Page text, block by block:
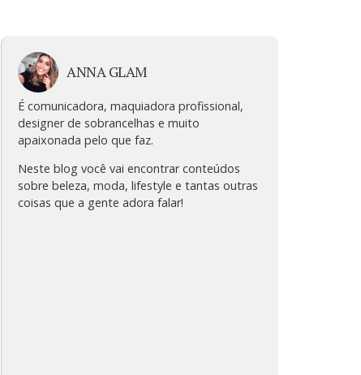
ANNA GLAM
É comunicadora, maquiadora profissional,
designer de sobrancelhas e muito
apaixonada pelo que faz.
Neste blog você vai encontrar conteúdos
sobre beleza, moda, lifestyle e tantas outras
coisas que a gente adora falar!